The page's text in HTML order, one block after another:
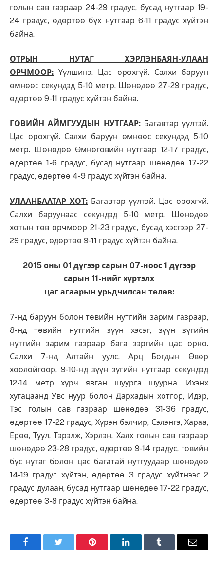
голын сав газраар 24-29 градус, бусад нутгаар 19-
24 градус, өдөртөө бүх нутгаар 6-11 градус хүйтэн
байна.
ОТРЫН НУТАГ ХЭРЛЭНБАЯН-УЛААН
ОРЧМООР: Үүлшинэ. Цас орохгүй. Салхи баруун
өмнөөс секундэд 5-10 метр. Шөнөдөө 27-29 градус,
өдөртөө 9-11 градус хүйтэн байна.
ГОВИЙН АЙМГУУДЫН НУТГААР:Багавтар үүлтэй.
Цас орохгүй. Салхи баруун өмнөөс секундэд 5-10
метр. Шөнөдөө Өмнөговийн нутгаар 12-17 градус,
өдөртөө 1-6 градус, бусад нутгаар шөнөдөө 17-22
градус, өдөртөө 4-9 градус хүйтэн байна.
УЛААНБААТАР ХОТ: Багавтар үүлтэй. Цас орохгүй.
Салхи баруунаас секундэд 5-10 метр. Шөнөдөө
хотын төв орчмоор 21-23 градус, бусад хэсгээр 27-
29 градус, өдөртөө 9-11 градус хүйтэн байна.
2015 оны 01 дүгээр сарын 07-ноос 1 дүгээр
сарын 11-нийг хүртэлх
цаг агаарын урьдчилсан төлөв:
7-нд баруун болон төвийн нутгийн зарим газраар,
8-нд төвийн нутгийн зүүн хэсэг, зүүн зүгийн
нутгийн зарим газраар бага зэргийн цас орно.
Салхи 7-нд Алтайн уулс, Арц Богдын Өвөр
хоолойгоор, 9-10-нд зүүн зүгийн нутгаар секундэд
12-14 метр хүрч явган шуурга шуурна. Ихэнх
хугацаанд Увс нуур болон Дархадын хотгор, Идэр,
Тэс голын сав газраар шөнөдөө 31-36 градус,
өдөртөө 17-22 градус, Хүрэн бэлчир, Сэлэнгэ, Хараа,
Ерөө, Туул, Тэрэлж, Хэрлэн, Халх голын сав газраар
шөнөдөө 23-28 градус, өдөртөө 9-14 градус, говийн
бүс нутаг болон цас багатай нутгуудаар шөнөдөө
14-19 градус хүйтэн, өдөртөө 3 градус хүйтнээс 2
градус дулаан, бусад нутгаар шөнөдөө 17-22 градус,
өдөртөө 3-8 градус хүйтэн байна.
FacebookTwitter Pinterest LinkedInTumblr Имэйл